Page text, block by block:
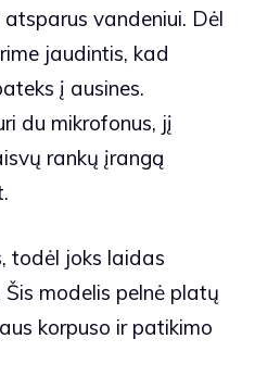
vandeniui. Dėl
jaudintis, kad
į ausines.
du mikrofonus, jį
rankų įrangą
todėl joks laidas
modelis pelnė platų
korpuso ir patikimo